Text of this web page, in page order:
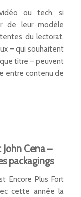
ou tech, si
de leur modèle
du lectorat,
– qui souhaitent
titre – peuvent
entre contenu de
Cena –
packagings
Encore Plus Fort
cette année la